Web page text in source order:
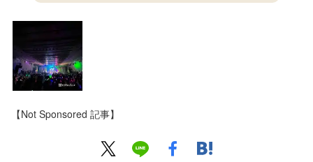
【Not Sponsored 記事】